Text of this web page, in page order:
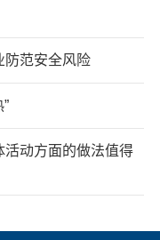
防范安全风险
动方面的做法值得